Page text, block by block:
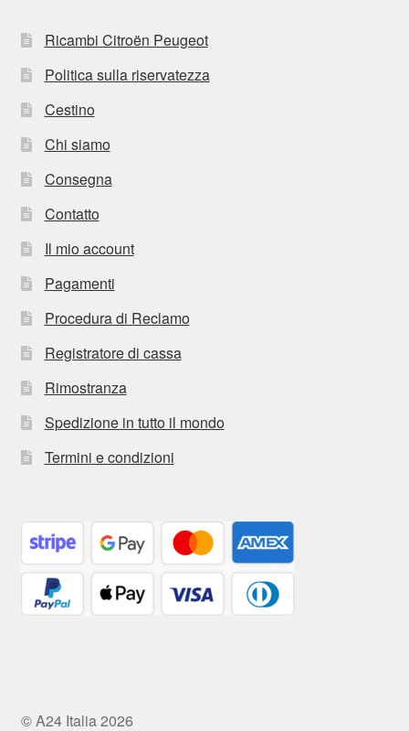
Ricambi Citroën Peugeot
Politica sulla riservatezza
Cestino
Chi siamo
Consegna
Contatto
Il mio account
Pagamenti
Procedura di Reclamo
Registratore di cassa
Rimostranza
Spedizione in tutto il mondo
Termini e condizioni
© A24 Italia 2026